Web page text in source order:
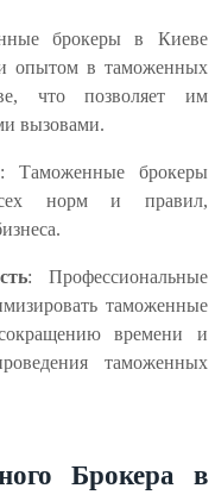
брокеры в Киеве
опытом в таможенных
что позволяет им
вызовами.
: Таможенные брокеры
норм и правил,
: Профессиональные
таможенные
времени и
таможенных
Брокера в